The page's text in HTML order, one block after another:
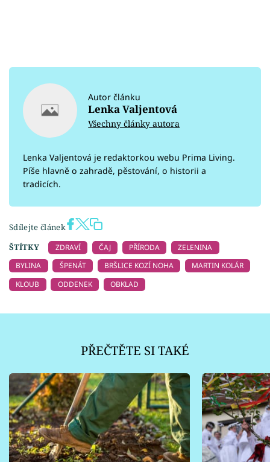
Autor článku
Lenka Valjentová
Všechny články autora
Lenka Valjentová je redaktorkou webu Prima Living.
Píše hlavně o zahradě, pěstování, o historii a
tradicích.
Sdílejte článek
ŠTÍTKY
ZDRAVÍ ČAJ PŘÍRODA
ZELENINA
BYLINA
ŠPENÁT BRŠLICE KOZÍ NOHA
MARTIN KOLÁR
KLOUB
ODDENEK OBKLAD
PŘEČTĚTE SI TAKÉ